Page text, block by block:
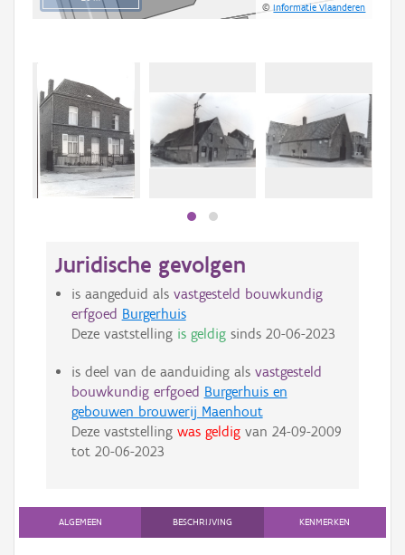
©Informatie Vlaanderen
Juridische gevolgen
is aangeduid als vastgesteld bouwkundig
erfgoed Burgerhuis
Deze vaststelling is geldigsinds 20-06-2023
is deel van de aanduiding als vastgesteld
bouwkundig erfgoed Burgerhuis en
gebouwen brouwerij Maenhout
Deze vaststelling was geldigvan 24-09-2009
tot 20-06-2023
ALGEMEEN BESCHRIJVING KENMERKEN